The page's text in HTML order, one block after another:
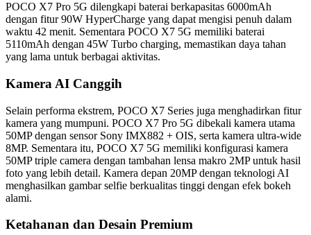
POCO X7 Pro 5G dilengkapi baterai berkapasitas 6000mAh
dengan fitur 90W HyperCharge yang dapat mengisi penuh dalam
waktu 42 menit. Sementara POCO X7 5G memiliki baterai
5110mAh dengan 45W Turbo charging, memastikan daya tahan
yang lama untuk berbagai aktivitas.
Kamera AI Canggih
Selain performa ekstrem, POCO X7 Series juga menghadirkan fitur
kamera yang mumpuni. POCO X7 Pro 5G dibekali kamera utama
50MP dengan sensor Sony IMX882 + OIS, serta kamera ultra-wide
8MP. Sementara itu, POCO X7 5G memiliki konfigurasi kamera
50MP triple camera dengan tambahan lensa makro 2MP untuk hasil
foto yang lebih detail. Kamera depan 20MP dengan teknologi AI
menghasilkan gambar selfie berkualitas tinggi dengan efek bokeh
alami.
Ketahanan dan Desain Premium